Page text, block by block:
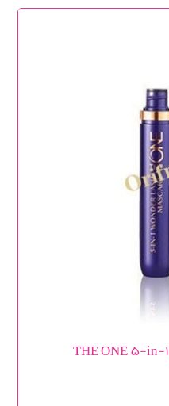
ریمل ۵ در یک واندرلش د وان THE ONE 5-in-1